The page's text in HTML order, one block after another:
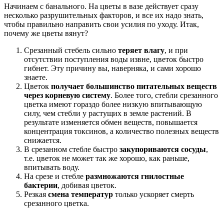
Начинаем с банального. На цветы в вазе действует сразу
несколько разрушительных факторов, и все их надо знать,
чтобы правильно направить свои усилия по уходу. Итак,
почему же цветы вянут?
Срезанный стебель сильно теряет влагу, и при
отсутствии поступления воды извне, цветок быстро
гибнет. Эту причину вы, наверняка, и сами хорошо
знаете.
Цветок получает большинство питательных веществ
через корневую систему. Более того, стебли срезанного
цветка имеют гораздо более низкую впитывающую
силу, чем стебли у растущих в земле растений. В
результате изменяется обмен веществ, повышается
концентрация токсинов, а количество полезных веществ
снижается.
В срезанном стебле быстро закупориваются сосуды,
т.е. цветок не может так же хорошо, как раньше,
впитывать воду.
На срезе и стебле размножаются гнилостные
бактерии, добивая цветок.
Резкая смена температур только ускоряет смерть
срезанного цветка.